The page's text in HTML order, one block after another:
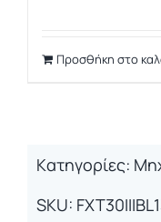
Προσθήκη στο
Kατηγορίες:
SKU: